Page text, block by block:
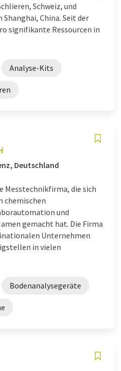
Schweiz, und
China. Seit der
signifikante Ressourcen in
Analyse-Kits
Deutschland
Messtechnikfirma, die sich
chemischen
und
gemacht hat. Die Firma
Unternehmen
in vielen
Bodenanalysegeräte